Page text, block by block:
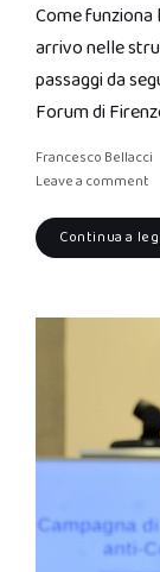
Come funziona
arrivo nelle
passaggi da
Forum di
Francesco Bellacci
Leave a comment
Continua a